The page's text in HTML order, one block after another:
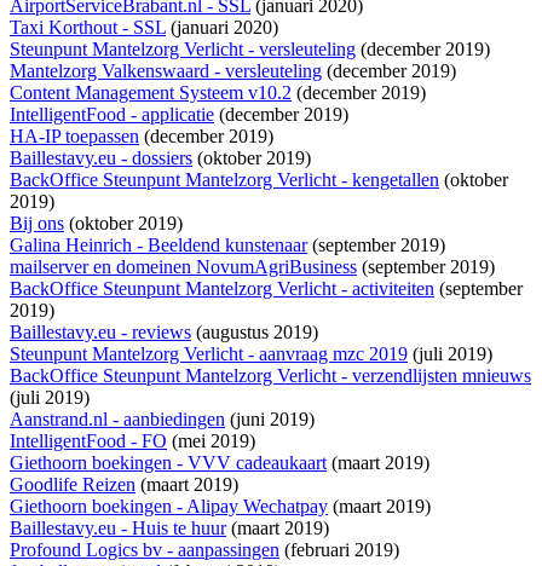
AirportServiceBrabant.nl - SSL (januari 2020)
Taxi Korthout - SSL (januari 2020)
Steunpunt Mantelzorg Verlicht - versleuteling (december 2019)
Mantelzorg Valkenswaard - versleuteling (december 2019)
Content Management Systeem v10.2 (december 2019)
IntelligentFood - applicatie (december 2019)
HA-IP toepassen (december 2019)
Baillestavy.eu - dossiers (oktober 2019)
BackOffice Steunpunt Mantelzorg Verlicht - kengetallen (oktober
2019)
Bij ons (oktober 2019)
Galina Heinrich - Beeldend kunstenaar(september 2019)
mailserver en domeinen NovumAgriBusiness (september 2019)
BackOffice Steunpunt Mantelzorg Verlicht - activiteiten (september
2019)
Baillestavy.eu - reviews (augustus 2019)
Steunpunt Mantelzorg Verlicht - aanvraag mzc 2019 (juli 2019)
BackOffice Steunpunt Mantelzorg Verlicht - verzendlijsten mnieuws
(juli 2019)
Aanstrand.nl - aanbiedingen (juni 2019)
IntelligentFood - FO (mei 2019)
Giethoorn boekingen - VVV cadeaukaart(maart 2019)
Goodlife Reizen (maart 2019)
Giethoorn boekingen - Alipay Wechatpay (maart 2019)
Baillestavy.eu - Huis te huur(maart 2019)
Profound Logics bv - aanpassingen (februari 2019)